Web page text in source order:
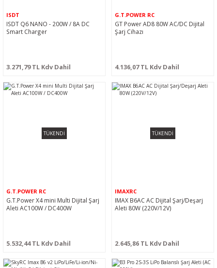
ISDT
ISDT Q6 NANO - 200W / 8A DC
Smart Charger
3.271,79 TL Kdv Dahil
G.T.POWER RC
GT Power AD8 80W AC/DC Dijital
Şarj Cihazı
4.136,07 TL Kdv Dahil
TÜKENDİ
G.T.POWER RC
G.T.Power X4 mini Multi Dijital Şarj
Aleti AC100W / DC400W
5.532,44 TL Kdv Dahil
TÜKENDİ
IMAXRC
IMAX B6AC AC Dijital Şarj/Deşarj
Aleti 80W (220V/12V)
2.645,86 TL Kdv Dahil